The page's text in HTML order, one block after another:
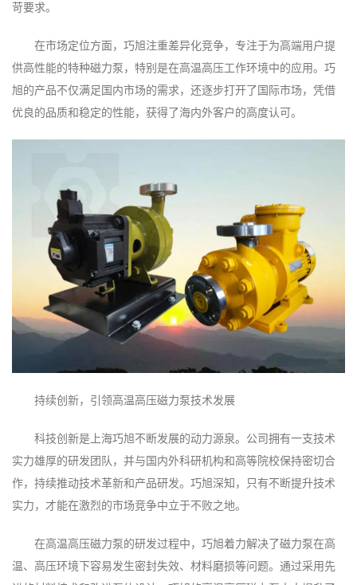
苛要求。
在市场定位方面，巧旭注重差异化竞争，专注于为高端用户提
供高性能的特种磁力泵，特别是在高温高压工作环境中的应用。巧
旭的产品不仅满足国内市场的需求，还逐步打开了国际市场，凭借
优良的品质和稳定的性能，获得了海内外客户的高度认可。
持续创新，引领高温高压磁力泵技术发展
科技创新是上海巧旭不断发展的动力源泉。公司拥有一支技术
实力雄厚的研发团队，并与国内外科研机构和高等院校保持密切合
作，持续推动技术革新和产品研发。巧旭深知，只有不断提升技术
实力，才能在激烈的市场竞争中立于不败之地。
在高温高压磁力泵的研发过程中，巧旭着力解决了磁力泵在高
温、高压环境下容易发生密封失效、材料磨损等问题。通过采用先